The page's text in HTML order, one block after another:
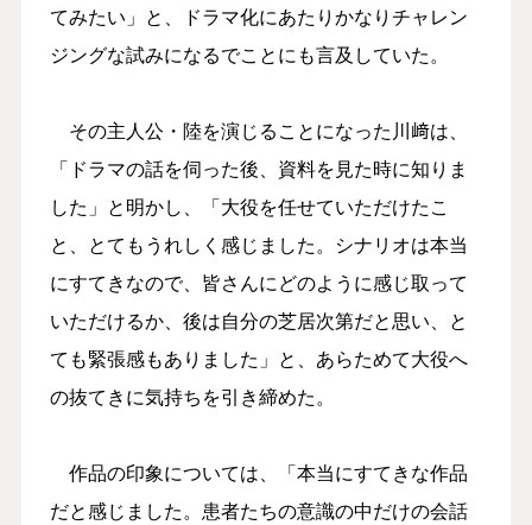
てみたい」と、ドラマ化にあたりかなりチャレン
ジングな試みになるでことにも言及していた。
その主人公・陸を演じることになった川﨑は、
「ドラマの話を伺った後、資料を見た時に知りま
した」と明かし、「大役を任せていただけたこ
と、とてもうれしく感じました。シナリオは本当
にすてきなので、皆さんにどのように感じ取って
いただけるか、後は自分の芝居次第だと思い、と
ても緊張感もありました」と、あらためて大役へ
の抜てきに気持ちを引き締めた。
作品の印象については、「本当にすてきな作品
だと感じました。患者たちの意識の中だけの会話